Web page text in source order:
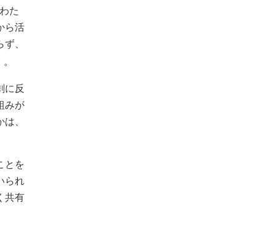
た
ら活
、
に反
みが
、
とを
られ
共有